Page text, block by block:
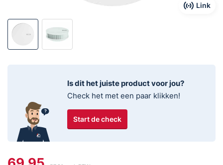
Link
Is dit het juiste product voor jou?
Check het met een paar klikken!
Start de check